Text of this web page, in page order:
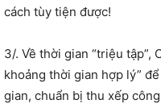
cách tùy tiện được!
3/. Về thời gian “triệu tập”,
khoảng thời gian hợp lý”
gian, chuẩn bị thu xếp